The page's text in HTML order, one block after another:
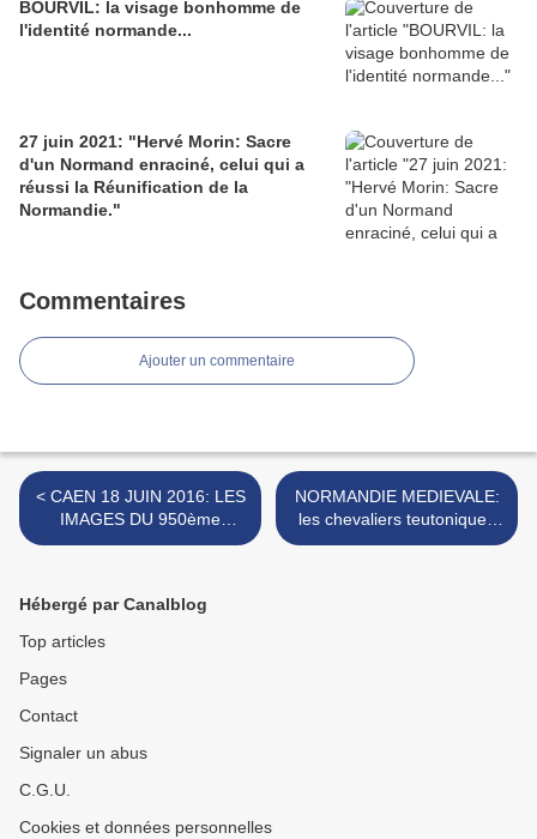
BOURVIL: la visage bonhomme de
l'identité normande...
27 juin 2021: "Hervé Morin: Sacre
d'un Normand enraciné, celui qui a
réussi la Réunification de la
Normandie."
Commentaires
Ajouter un commentaire
< CAEN 18 JUIN 2016: LES
IMAGES DU 950ème
ANNIVERSAIRE de la
NORMANDIE MEDIEVALE:
les chevaliers teutoniques
de la viande bovine
Hébergé par Canalblog
Top articles
Pages
Contact
Signaler un abus
C.G.U.
Cookies et données personnelles